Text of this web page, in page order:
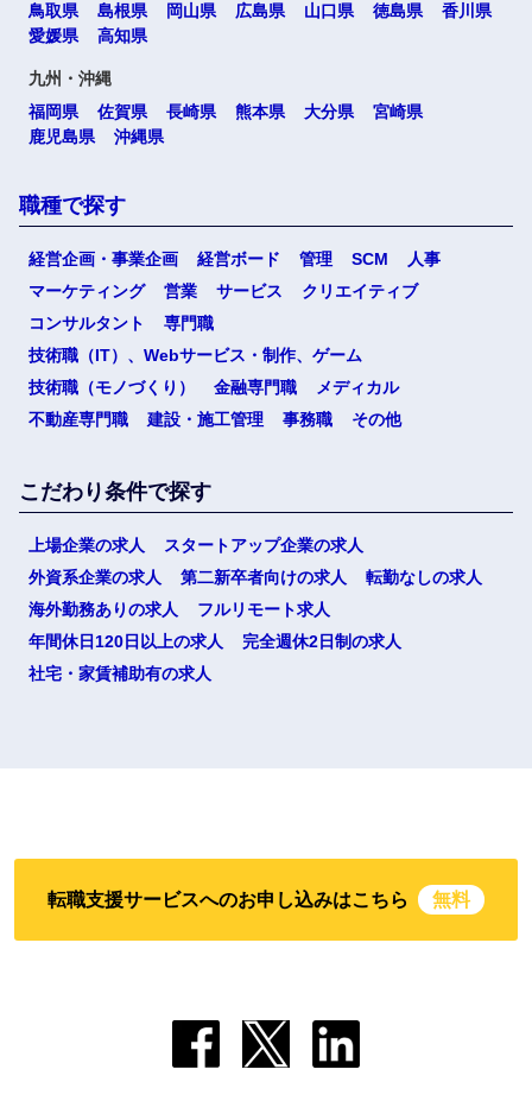
鳥取県
島根県 岡山県 広島県 山口県 徳島県
香川県
愛媛県
高知県
九州・沖縄
福岡県
佐賀県 長崎県 熊本県 大分県
宮崎県
鹿児島県
沖縄県
職種で探す
経営企画・事業企画 経営ボード 管理 SCM
人事
マーケティング
営業 サービス
クリエイティブ
コンサルタント
専門職
技術職（IT）、Webサービス・制作、ゲーム
技術職（モノづくり）
金融専門職
メディカル
不動産専門職
建設・施工管理 事務職 その他
こだわり条件で探す
上場企業の求人
スタートアップ企業の求人
外資系企業の求人
第二新卒者向けの求人
転勤なしの求人
海外勤務ありの求人
フルリモート求人
年間休日120日以上の求人
完全週休2日制の求人
社宅・家賃補助有の求人
転職支援サービスへのお申し込みはこちら 無料